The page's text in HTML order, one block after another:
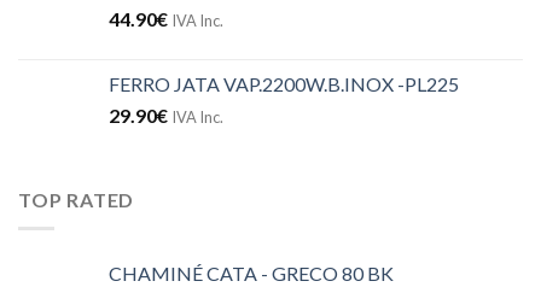
44.90€ IVA Inc.
FERRO JATA VAP.2200W.B.INOX -PL225
29.90€ IVA Inc.
TOP RATED
CHAMINÉ CATA - GRECO 80 BK